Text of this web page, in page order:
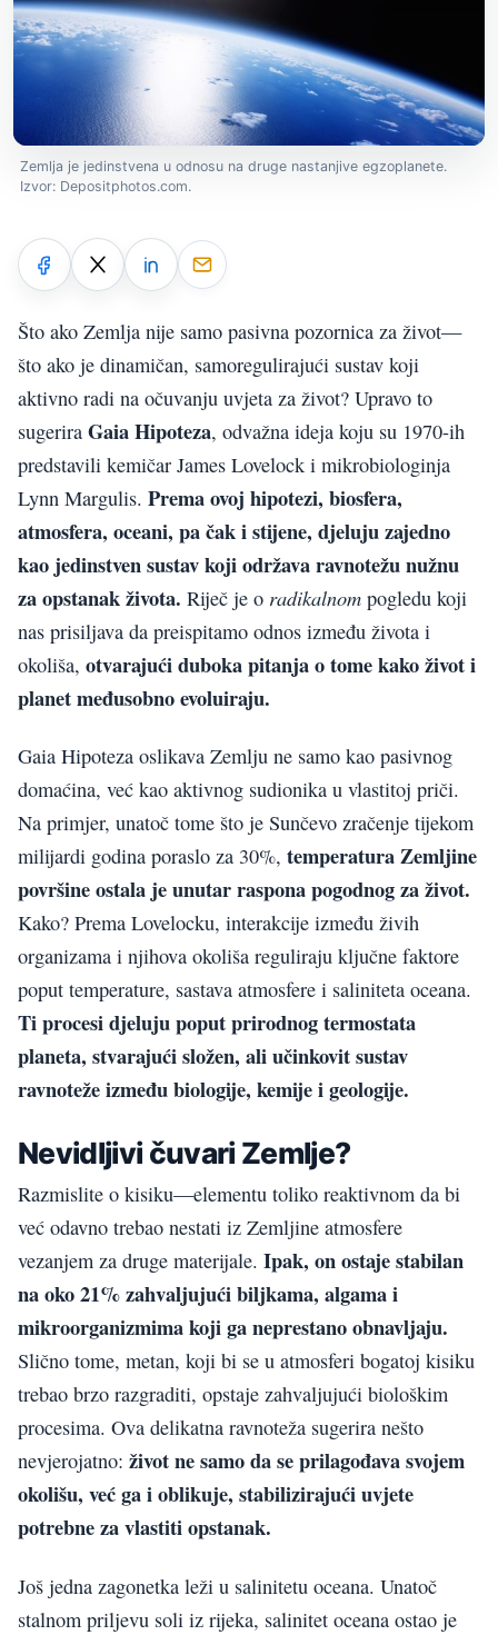
Zemlja je jedinstvena u odnosu na druge nastanjive egzoplanete.
Izvor: Depositphotos.com.
Što ako Zemlja nije samo pasivna pozornica za život—
što ako je dinamičan, samoregulirajući sustav koji
aktivno radi na očuvanju uvjeta za život? Upravo to
sugerira Gaia Hipoteza, odvažna ideja koju su 1970-ih
predstavili kemičar James Lovelock i mikrobiologinja
Lynn Margulis. Prema ovoj hipotezi, biosfera,
atmosfera, oceani, pa čak i stijene, djeluju zajedno
kao jedinstven sustav koji održava ravnotežu nužnu
za opstanak života. Riječ je o radikalnom pogledu koji
nas prisiljava da preispitamo odnos između života i
okoliša, otvarajući duboka pitanja o tome kako život i
planet međusobno evoluiraju.
Gaia Hipoteza oslikava Zemlju ne samo kao pasivnog
domaćina, već kao aktivnog sudionika u vlastitoj priči.
Na primjer, unatoč tome što je Sunčevo zračenje tijekom
milijardi godina poraslo za 30%, temperatura Zemljine
površine ostala je unutar raspona pogodnog za život.
Kako? Prema Lovelocku, interakcije između živih
organizama i njihova okoliša reguliraju ključne faktore
poput temperature, sastava atmosfere i saliniteta oceana.
Ti procesi djeluju poput prirodnog termostata
planeta, stvarajući složen, ali učinkovit sustav
ravnoteže između biologije, kemije i geologije.
Nevidljivi čuvari Zemlje?
Razmislite o kisiku—elementu toliko reaktivnom da bi
već odavno trebao nestati iz Zemljine atmosfere
vezanjem za druge materijale. Ipak, on ostaje stabilan
na oko 21% zahvaljujući biljkama, algama i
mikroorganizmima koji ga neprestano obnavljaju.
Slično tome, metan, koji bi se u atmosferi bogatoj kisiku
trebao brzo razgraditi, opstaje zahvaljujući biološkim
procesima. Ova delikatna ravnoteža sugerira nešto
nevjerojatno: život ne samo da se prilagođava svojem
okolišu, već ga i oblikuje, stabilizirajući uvjete
potrebne za vlastiti opstanak.
Još jedna zagonetka leži u salinitetu oceana. Unatoč
stalnom priljevu soli iz rijeka, salinitet oceana ostao je